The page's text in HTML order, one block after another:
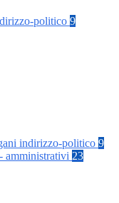
politico 9
indirizzo-politico 9
amministrativi 23